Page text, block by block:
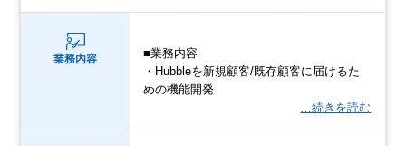
業務内容
■業務内容
・Hubbleを新規顧客/既存顧客に届けるた
めの機能開発
…続きを読む